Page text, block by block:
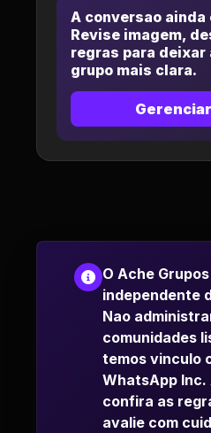
A conversao ainda
Revise imagem,
regras para deixar
grupo mais clara.
O Ache
independente
Nao
comunidades
temos vinculo
WhatsApp Inc.
confira as
avalie com